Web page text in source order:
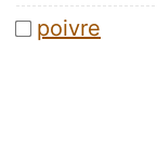
poivre